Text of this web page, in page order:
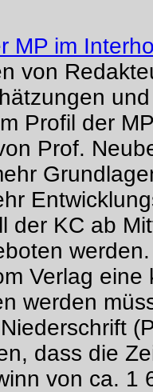
MP im
von
Profil der
Prof.
der KC ab
Verlag eine
werden
dass die
von ca. 1